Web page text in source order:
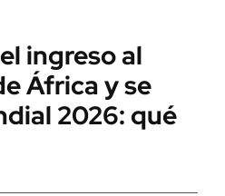
ingreso al
África y se
2026: qué